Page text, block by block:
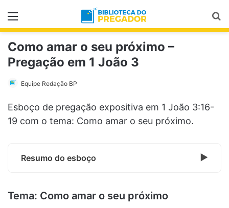
Menu
Como amar o seu próximo –
Pregação em 1 João 3
Equipe Redação BP
Esboço de pregação expositiva em 1 João 3:16-
19 com o tema: Como amar o seu próximo.
Resumo do esboço
Tema: Como amar o seu próximo